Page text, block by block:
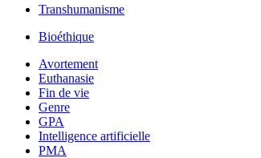
Transhumanisme
Bioéthique
Avortement
Euthanasie
Fin de vie
Genre
GPA
Intelligence artificielle
PMA